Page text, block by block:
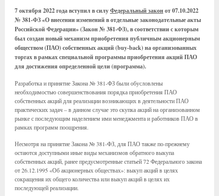
7 октября 2022 года вступил в силуФедеральный законот 07.10.2022
№ 381-ФЗ «О внесении изменений в отдельные законодательные акты
Российской Федерации» (Закон № 381-ФЗ), в соответствии с которым
был создан новый механизм приобретения публичным акционерным
обществом (ПАО) собственных акций (buy-back) на организованных
торгах в рамках специальной программы приобретения акций ПАО
для достижения определенной цели (программа).
Разработка и принятие Закона № 381-ФЗ были обусловлены
необходимостью совершенствования порядка приобретения ПАО
собственных акций для реализации возникающих в деятельности ПАО
практических задач – в данном случае это скупка акций на организованном
рынке с последующим наделением ими менеджмента и работников ПАО в
рамках программ поощрения.
Несмотря на принятие Закона № 381-ФЗ, для ПАО также по-прежнему
остаются доступными иные виды механизмов обратного выкупа
собственных акций, ранее предусмотренные статьей 72 Федерального закона
от 26.12.1995 «Об акционерных обществах»: выкуп акций в целях
сокращения их общего количества или выкуп акций в целях их
последующей реализации.